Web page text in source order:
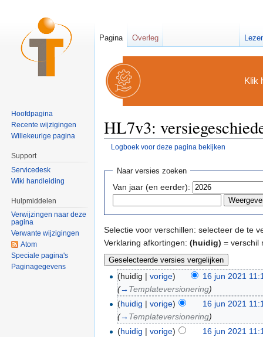
Klik
HL7v3:
Logboek voor deze pagina bekijken
Naar versies zoeken
Van jaar (en eerder):
Selectie voor verschillen: selecteer de te
Verklaring afkortingen: (huidig) = verschil
(huidig |vorige)
16 jun 2021
(→ Templateversionering)
(huidig |vorige)
16 jun 2021
(→ Templateversionering)
(huidig |vorige)
16 jun 2021
Pagina Overleg
Hoofdpagina
Recente wijzigingen
Willekeurige pagina
Support
Servicedesk
Wiki handleiding
Hulpmiddelen
Verwijzingen naar deze
pagina
Verwante wijzigingen
Atom
Speciale pagina's
Paginagegevens